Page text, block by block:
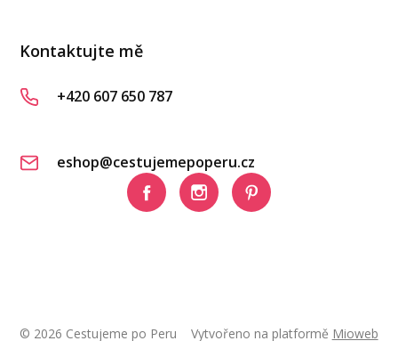
Kontaktujte mě
+420 607 650 787
eshop@cestujemepoperu.cz
© 2026 Cestujeme po Peru Vytvořeno na platformě Mioweb